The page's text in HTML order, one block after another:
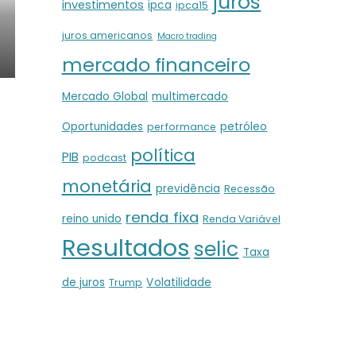
investimentos ipca ipca15
juros americanos Macro trading
mercado financeiro
Mercado Global multimercado
Oportunidades performance petróleo
PIB podcast política
monetária previdência Recessão
reino unido renda fixa Renda Variável
Resultados selic Taxa
de juros Trump Volatilidade